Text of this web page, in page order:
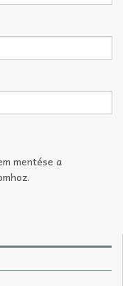
mentése a